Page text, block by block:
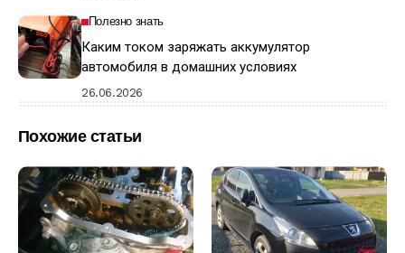
Полезно знать
Каким током заряжать аккумулятор
автомобиля в домашних условиях
26.06.2026
Похожие статьи